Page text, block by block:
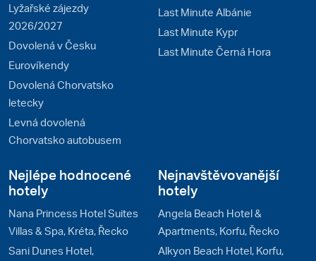
Lyžařské zájezdy
2026/2027
Dovolená v Česku
Eurovíkendy
Dovolená Chorvatsko
letecky
Levná dovolená
Chorvatsko autobusem
Last Minute Albánie
Last Minute Kypr
Last Minute Černá Hora
Nejlépe hodnocené
hotely
Nana Princess Hotel Suites
Villas & Spa, Kréta, Řecko
Sani Dunes Hotel,
Nejnavštěvovanější
hotely
Angela Beach Hotel &
Apartments, Korfu, Řecko
Alkyon Beach Hotel, Korfu,